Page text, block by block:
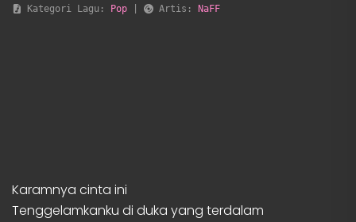
Kategori Lagu: Pop Artis: NaFF
Karamnya cinta ini
Tenggelamkanku di duka yang terdalam